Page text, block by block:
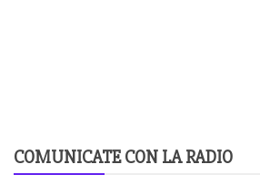
COMUNICATE CON LA RADIO